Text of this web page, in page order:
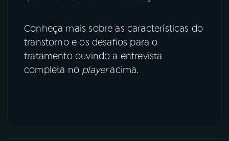
Conheça mais sobre as características do
transtorno e os desafios para o
tratamento ouvindo a entrevista
completa no playeracima.